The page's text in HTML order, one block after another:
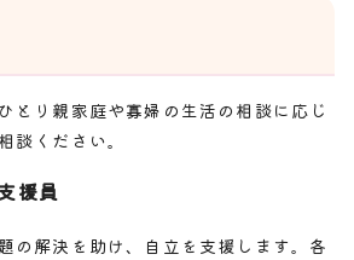
とり親家庭や寡婦の生活の相談に応じ
談ください。
援員
の解決を助け、自立を支援します。各